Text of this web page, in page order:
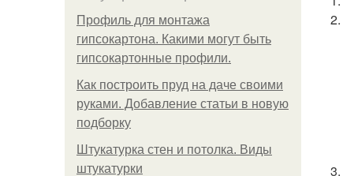
Профиль для монтажа
гипсокартона. Какими могут быть
гипсокартонные профили.
Как построить пруд на даче своими
руками. Добавление статьи в новую
подборку
Штукатурка стен и потолка. Виды
штукатурки